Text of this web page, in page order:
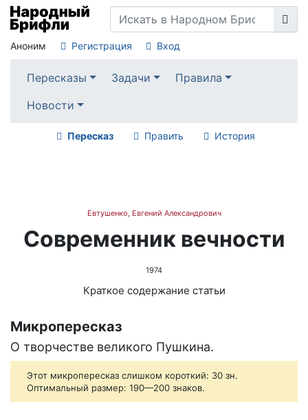
Аноним Регистрация Вход
Пересказы Задачи
Правила
Новости
Пересказ Править История
Евтушенко, Евгений Александрович
Современник вечности
1974
Краткое содержание статьи
Микропересказ
О творчестве великого Пушкина.
Этот микропересказ слишком короткий: 30 зн.
Оптимальный размер: 190—200 знаков.